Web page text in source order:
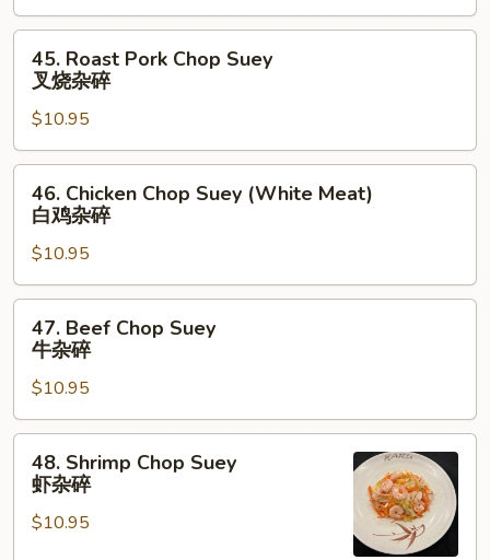
菜
杂
Roast
Pork
Chop
Suey
叉
45. Roast Pork Chop Suey
叉烧杂碎
$10.95
Chicken
Chop
Suey
(White
Meat)
碎
46. Chicken Chop Suey (White Meat)
白鸡杂碎
$10.95
Beef
Chop
Suey
牛
杂
47. Beef Chop Suey
牛杂碎
$10.95
Shrimp
Chop
Suey
48. Shrimp Chop Suey
虾杂碎
$10.95